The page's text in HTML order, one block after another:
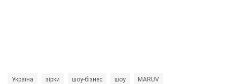
Україна зірки шоу-бізнес шоу MARUV